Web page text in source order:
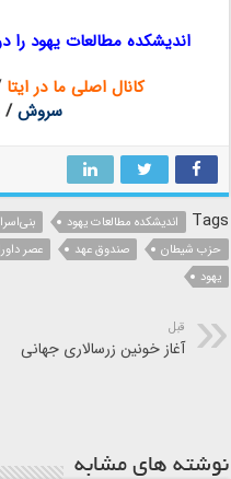
اندیشکده مطالعات یهود را
کانال اصلی ما در ایتا
سروش/
Tags اندیشکده مطالعات یهود
حزب شیطان
صندوق عهد عصر
یهود
قبل
آغاز خونین زرسالاری جهانی
نوشته های مشابه